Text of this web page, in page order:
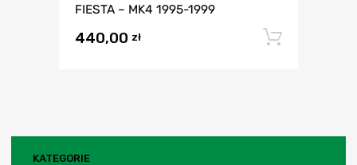
FIESTA – MK4 1995-1999
440,00 zł
KATEGORIE